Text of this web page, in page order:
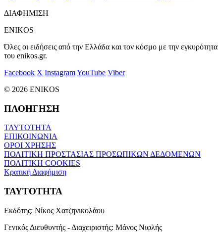
ΔΙΑΦΗΜΙΣΗ
ENIKOS
Όλες οι ειδήσεις από την Ελλάδα και τον κόσμο με την εγκυρότητα
του enikos.gr.
Facebook X InstagramYouTube Viber
© 2026 ENIKOS
ΠΛΟΗΓΗΣΗ
ΤΑΥΤΟΤΗΤΑ
ΕΠΙΚΟΙΝΩΝΙΑ
ΟΡΟΙ ΧΡΗΣΗΣ
ΠΟΛΙΤΙΚΗ ΠΡΟΣΤΑΣΙΑΣ ΠΡΟΣΩΠΙΚΩΝ ΔΕΔΟΜΕΝΩΝ
ΠΟΛΙΤΙΚΗ COOKIES
Κρατική Διαφήμιση
ΤΑΥΤΟΤΗΤΑ
Εκδότης: Νίκος Χατζηνικολάου
Γενικός Διευθυντής - Διαχειριστής: Μάνος Νιφλής